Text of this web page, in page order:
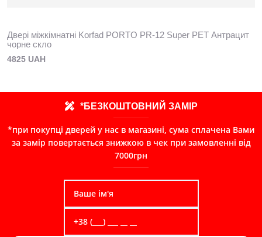
Двері міжкімнатні Korfad PORTO PR-12 Super PET Антрацит
чорне скло
4825 UAH
*БЕЗКОШТОВНИЙ ЗАМІР
*при покупці дверей у нас в магазині, сума сплачена Вами
за замір повертається знижкою в чек при замовленні від
7000грн